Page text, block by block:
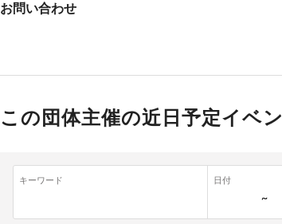
お問い合わせ
この団体主催の近日予定イベ
キーワード 日付
~